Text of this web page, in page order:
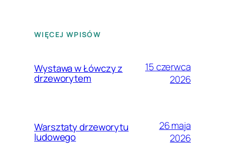
WIĘCEJ WPISÓW
Wystawa w Łówczy z
drzeworytem
15 czerwca
2026
Warsztaty drzeworytu
ludowego
26 maja
2026